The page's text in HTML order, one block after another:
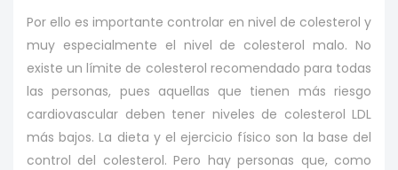
Por ello es importante controlar en nivel de colesterol y
muy especialmente el nivel de colesterol malo. No
existe un límite de colesterol recomendado para todas
las personas, pues aquellas que tienen más riesgo
cardiovascular deben tener niveles de colesterol LDL
más bajos. La dieta y el ejercicio físico son la base del
control del colesterol. Pero hay personas que, como